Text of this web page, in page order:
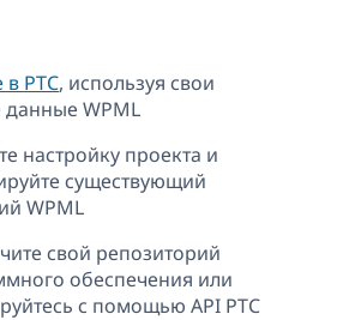
PTC, используя свои
данные WPML
настройку проекта и
существующий
WPML
свой репозиторий
обеспечения или
с помощью API PTC